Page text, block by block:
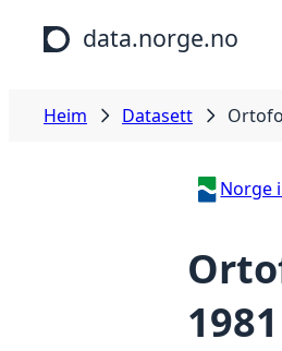
Hopp til hovudinnhald
data.norge.no
Heim Datasett
Norge
1981